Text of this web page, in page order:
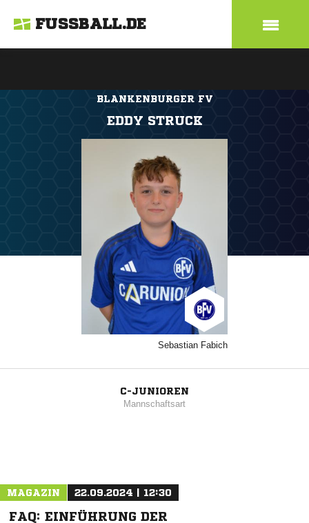
FUSSBALL.DE
BLANKENBURGER FV
EDDY STRUCK
Sebastian Fabich
C-JUNIOREN
Mannschaftsart
MAGAZIN 22.09.2024 | 12:30
FAQ: EINFÜHRUNG DER